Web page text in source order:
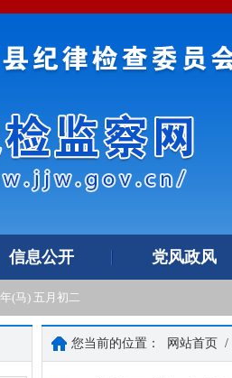
信息公开 党风政风
(马) 五月初二
您当前的位置： 网站首页 /